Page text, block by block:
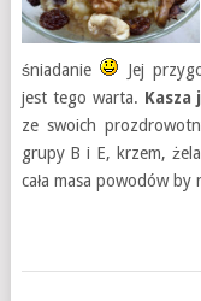
śniadanie
Jej
jest tego warta.
ze swoich
grupy B i E, krzem,
cała masa powodów by